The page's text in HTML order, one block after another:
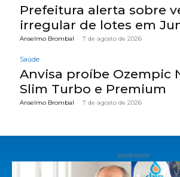
Prefeitura alerta sobre
irregular de lotes em
Anselmo Brombal - 7 de agosto de 2026
Saúde
Anvisa proíbe Ozempic
Slim Turbo e Premium
Anselmo Brombal - 7 de agosto de 2026
publicidade